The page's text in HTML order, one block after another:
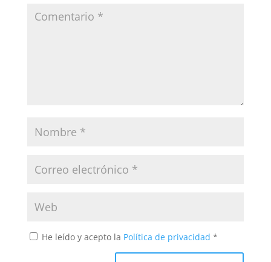
He leído y acepto la Política de privacidad *